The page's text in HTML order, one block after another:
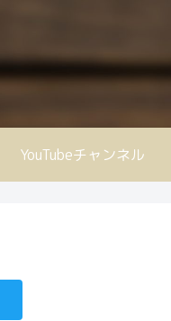
YouTubeチャンネル